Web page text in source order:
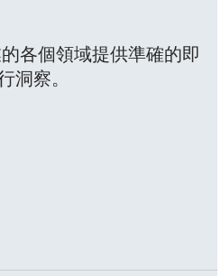
各個領域提供準確的即
洞察。